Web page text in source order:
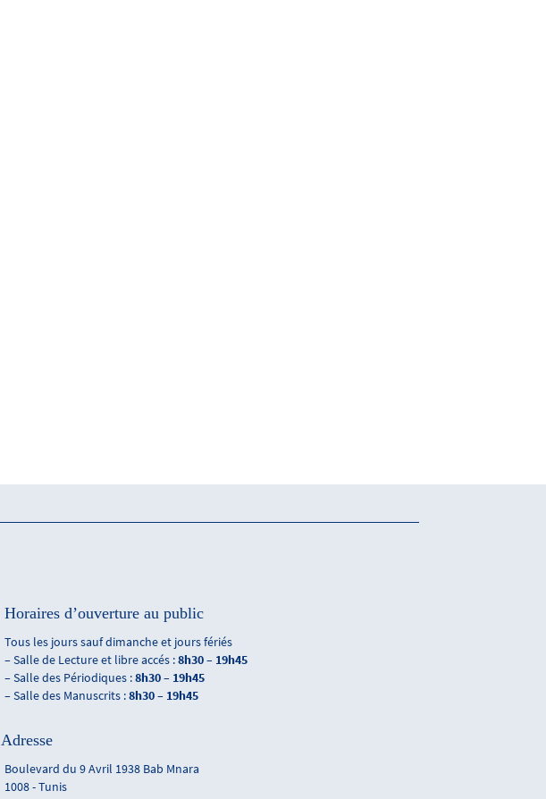
Horaires d’ouverture au public
Tous les jours sauf dimanche et jours fériés
– Salle de Lecture et libre accés :8h30 – 19h45
– Salle des Périodiques :8h30 – 19h45
– Salle des Manuscrits :8h30 – 19h45
Adresse
Boulevard du 9 Avril 1938 Bab Mnara
1008 - Tunis